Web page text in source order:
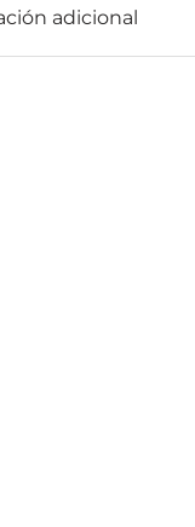
adicional